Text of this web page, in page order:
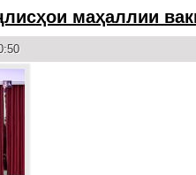
маҳаллии